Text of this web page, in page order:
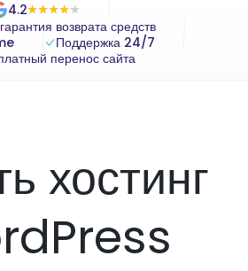
4.2★
★★
★★
★★
★★
★
возврата средств
Поддержка 24/7
перенос сайта
хостинг